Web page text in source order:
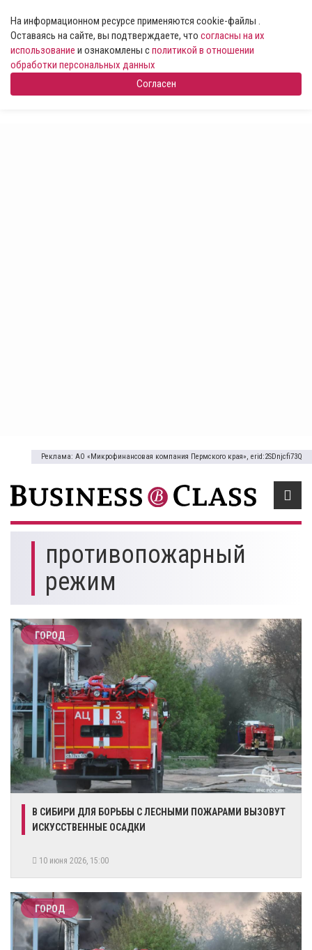
На информационном ресурсе применяются cookie-файлы .
Оставаясь на сайте, вы подтверждаете, что согласны на их
использование и ознакомлены сполитикой в отношении
обработки персональных данных
Согласен
Реклама: АО «Микрофинансовая компания Пермского края», erid:2SDnjcfi73Q
противопожарный
режим
ГОРОД
В СИБИРИ ДЛЯ БОРЬБЫ С ЛЕСНЫМИ ПОЖАРАМИ ВЫЗОВУТ
ИСКУССТВЕННЫЕ ОСАДКИ
10 июня 2026, 15:00
ГОРОД